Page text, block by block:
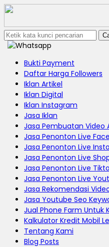
Bukti Payment
Daftar Harga Followers
Iklan Artikel
Iklan Digital
Iklan Instagram
Jasa Iklan
Jasa Pembuatan Video
Jasa Penonton Live
Jasa Penonton Live
Jasa Penonton Live
Jasa Penonton Live
Jasa Penonton Live
Jasa Rekomendasi
Jasa Youtube Seo
Jual Phone Farm Untuk
Kalkulator Kredit Mobil
Tentang Kami
Blog Posts